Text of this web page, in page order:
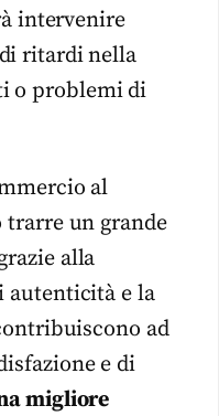
intervenire
ritardi nella
o problemi di
al
un grande
alla
autenticità e la
ad
e di
migliore